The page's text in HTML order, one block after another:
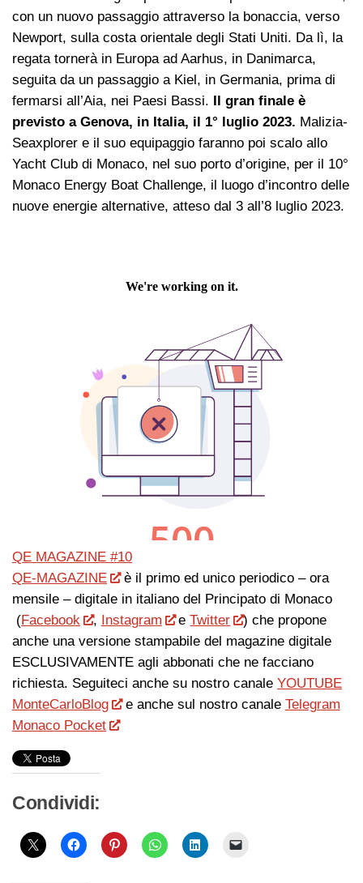
con un nuovo passaggio attraverso la bonaccia, verso
Newport, sulla costa orientale degli Stati Uniti. Da lì, la
regata tornerà in Europa ad Aarhus, in Danimarca,
seguita da un passaggio a Kiel, in Germania, prima di
fermarsi all’Aia, nei Paesi Bassi. Il gran finale è
previsto a Genova, in Italia, il 1° luglio 2023. Malizia-
Seaxplorer e il suo equipaggio faranno poi scalo allo
Yacht Club di Monaco, nel suo porto d’origine, per il 10°
Monaco Energy Boat Challenge, il luogo d’incontro delle
nuove energie alternative, atteso dal 3 all’8 luglio 2023.
QE MAGAZINE #10
QE-MAGAZINE
è il primo ed unico periodico – ora
mensile – digitale in italiano del Principato di Monaco
(Facebook , Instagram eTwitter
) che propone
anche una versione stampabile del magazine digitale
ESCLUSIVAMENTE agli abbonati che ne facciano
richiesta. Seguiteci anche su nostro canale YOUTUBE
MonteCarloBlog
e anche sul nostro canale Telegram
Monaco Pocket
Condividi: